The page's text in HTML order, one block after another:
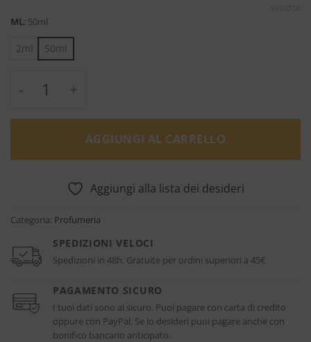
ML: 50ml
2ml 50ml
Terroni - Orto Parisi quantità
AGGIUNGI AL CARRELLO
Aggiungi alla lista dei desideri
Categoria: Profumeria
SPEDIZIONI VELOCI
Spedizioni in 48h. Gratuite per ordini superiori a 45€
PAGAMENTO SICURO
I tuoi dati sono al sicuro. Puoi pagare con carta di credito
oppure con PayPal. Se lo desideri puoi pagare anche con
bonifico bancario anticipato.